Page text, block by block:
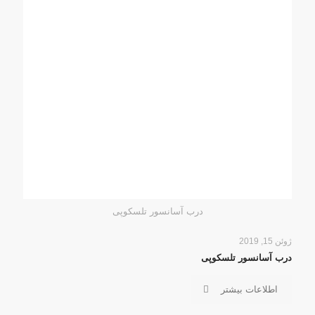
درب آسانسور تلسکوپی
ژوئن 15, 2019
درب آسانسور تلسکوپی
اطلاعات بیشتر